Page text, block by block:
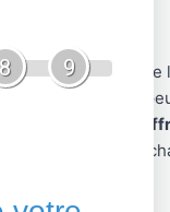
français de
de marché qui
Comparer ses
signer votre